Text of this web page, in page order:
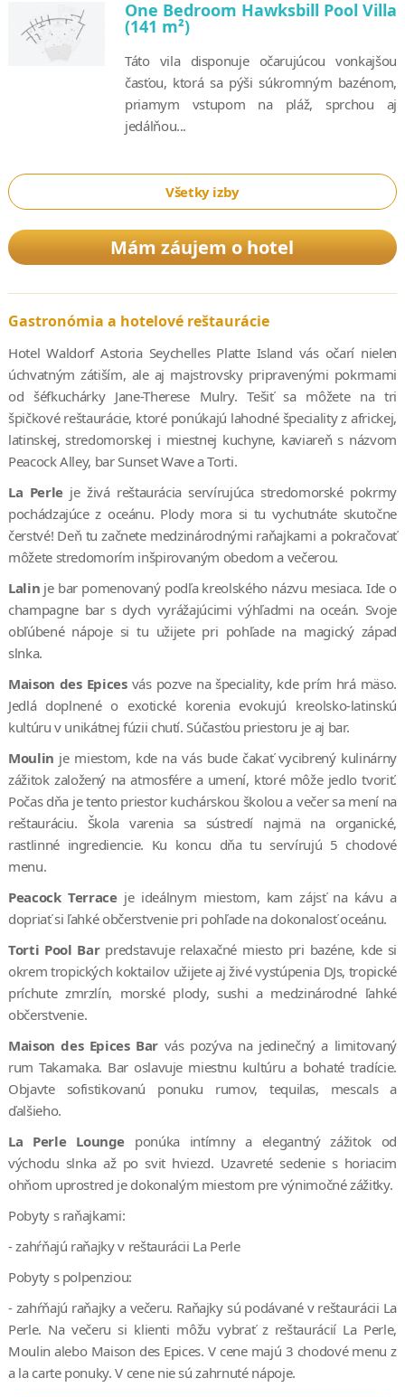
One Bedroom Hawksbill Pool Villa
(141 m²)
Táto vila disponuje očarujúcou vonkajšou
časťou, ktorá sa pýši súkromným bazénom,
priamym vstupom na pláž, sprchou aj
jedálňou...
Všetky izby
Mám záujem o hotel
Gastronómia a hotelové reštaurácie
Hotel Waldorf Astoria Seychelles Platte Island vás očarí nielen
úchvatným zátiším, ale aj majstrovsky pripravenými pokrmami
od šéfkuchárky Jane-Therese Mulry. Tešiť sa môžete na tri
špičkové reštaurácie, ktoré ponúkajú lahodné špeciality z africkej,
latinskej, stredomorskej i miestnej kuchyne, kaviareň s názvom
Peacock Alley, bar Sunset Wave a Torti.
La Perleje živá reštaurácia servírujúca stredomorské pokrmy
pochádzajúce z oceánu. Plody mora si tu vychutnáte skutočne
čerstvé! Deň tu začnete medzinárodnými raňajkami a pokračovať
môžete stredomorím inšpirovaným obedom a večerou.
Lalin je bar pomenovaný podľa kreolského názvu mesiaca. Ide o
champagne bar s dych vyrážajúcimi výhľadmi na oceán. Svoje
obľúbené nápoje si tu užijete pri pohľade na magický západ
slnka.
Maison des Epicesvás pozve na špeciality, kde prím hrá mäso.
Jedlá doplnené o exotické korenia evokujú kreolsko-latinskú
kultúru v unikátnej fúzii chutí. Súčasťou priestoru je aj bar.
Moulin je miestom, kde na vás bude čakať vycibrený kulinárny
zážitok založený na atmosfére a umení, ktoré môže jedlo tvoriť.
Počas dňa je tento priestor kuchárskou školou a večer sa mení na
reštauráciu. Škola varenia sa sústredí najmä na organické,
rastlinné ingrediencie. Ku koncu dňa tu servírujú 5 chodové
menu.
Peacock Terraceje ideálnym miestom, kam zájsť na kávu a
dopriať si ľahké občerstvenie pri pohľade na dokonalosť oceánu.
Torti Pool Barpredstavuje relaxačné miesto pri bazéne, kde si
okrem tropických koktailov užijete aj živé vystúpenia DJs, tropické
príchute zmrzlín, morské plody, sushi a medzinárodné ľahké
občerstvenie.
Maison des Epices Bar vás pozýva na jedinečný a limitovaný
rum Takamaka. Bar oslavuje miestnu kultúru a bohaté tradície.
Objavte sofistikovanú ponuku rumov, tequilas, mescals a
ďalšieho.
La Perle Lounge ponúka intímny a elegantný zážitok od
východu slnka až po svit hviezd. Uzavreté sedenie s horiacim
ohňom uprostred je dokonalým miestom pre výnimočné zážitky.
Pobyty s raňajkami:
- zahŕňajú raňajky v reštaurácii La Perle
Pobyty s polpenziou:
- zahŕňajú raňajky a večeru. Raňajky sú podávané v reštaurácii La
Perle. Na večeru si klienti môžu vybrať z reštaurácií La Perle,
Moulin alebo Maison des Epices. V cene majú 3 chodové menu z
a la carte ponuky. V cene nie sú zahrnuté nápoje.